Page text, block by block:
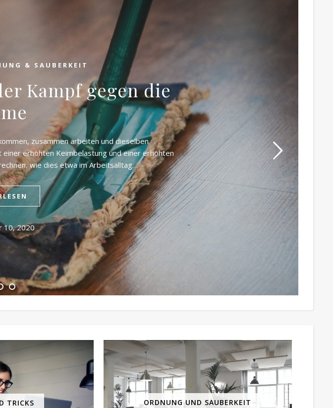
& SAUBERKEIT
Kampf gegen die
zusammen arbeiten und dieselben
erhöhten Keimbelastung und einer erhöhten
wie dies etwa im Arbeitsalltag…
10, 2020
TRICKS ORDNUNG UND SAUBERKEIT